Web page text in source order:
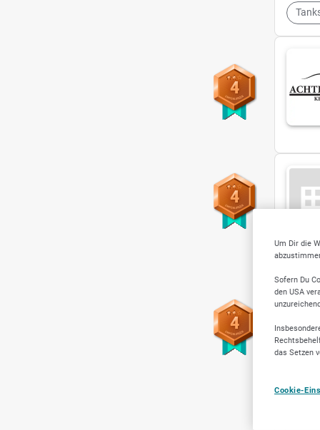
4
4
4
Um Dir die
Sofern Du
den USA
das Setzen
Cookie-